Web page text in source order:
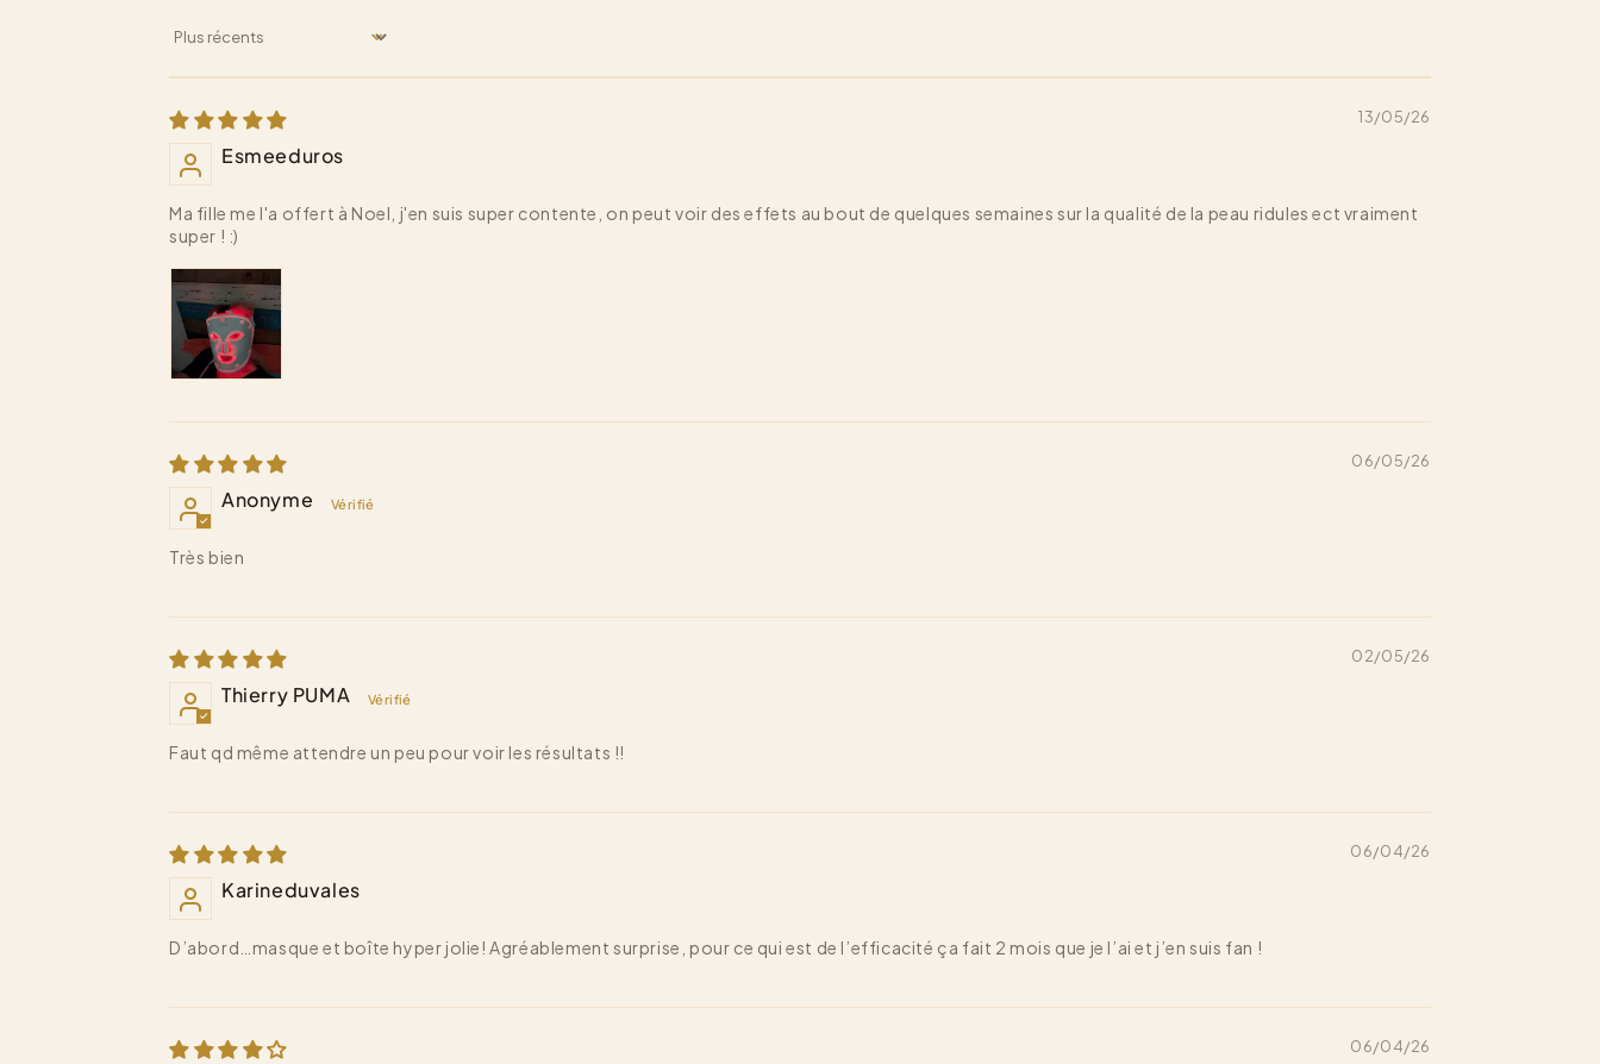
Sort by
13/05/26
Esmeeduros
Ma fille me l'a offert à Noel, j'en suis super contente, on peut voir des effets au bout de quelques semaines sur la qualité de la peau ridules ect vraiment
super ! :)
06/05/26
Anonyme
Très bien
02/05/26
Thierry PUMA
Faut qd même attendre un peu pour voir les résultats !!
06/04/26
Karineduvales
D’abord…masque et boîte hyper jolie! Agréablement surprise, pour ce qui est de l’efficacité ça fait 2 mois que je l’ai et j’en suis fan !
06/04/26